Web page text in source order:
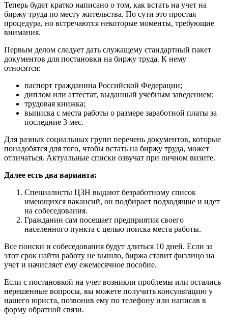
Теперь будет кратко написано о том, как встать на учет на
биржу труда по месту жительства. По сути это простая
процедура, но встречаются некоторые моменты, требующие
внимания.
Первым делом следует дать служащему стандартный пакет
документов для постановки на биржу труда. К нему
относятся:
паспорт гражданина Российской Федерации;
диплом или аттестат, выданный учебным заведением;
трудовая книжка;
выписка с места работы о размере заработной платы за
последние 3 мес.
Для разных социальных групп перечень документов, которые
понадобятся для того, чтобы встать на биржу труда, может
отличаться. Актуальные списки озвучат при личном визите.
Далее есть два варианта:
Специалисты ЦЗН выдают безработному список
имеющихся вакансий, он подбирает подходящие и идет
на собеседования.
Гражданин сам посещает предприятия своего
населенного пункта с целью поиска места работы.
Все поиски и собеседования будут длиться 10 дней. Если за
этот срок найти работу не вышло, биржа ставит физлицо на
учет и начисляет ему ежемесячное пособие.
Если с постановкой на учет возникли проблемы или остались
нерешенные вопросы, вы можете получить консультацию у
нашего юриста, позвонив ему по телефону или написав в
форму обратной связи.